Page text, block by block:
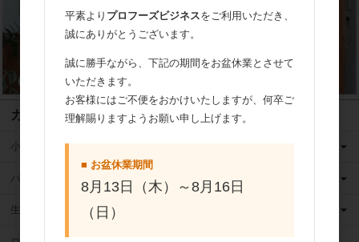
カテゴリ
小麦粉
バター
生クリーム
平素より プロフーズビジネスをご利用いただき、
誠にありがとうございます。
誠に勝手ながら、下記の期間をお盆休業とさせて
いただきます。
お客様にはご不便をおかけいたしますが、何卒ご
理解賜りますようお願い申し上げます。
■ お盆休業期間
8月13日（木）～8月16日
（日）